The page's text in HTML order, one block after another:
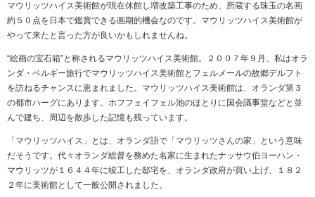
マウリッツハイス美術館が現在休館し増改築工事のため、所蔵する珠玉の名画
約５０点を日本で鑑賞できる画期的機会なのです。マウリッツハイス美術館が
やって来たと言った方が良いかもしれませんね。
“絵画の宝石箱”と称されるマウリッツハイス美術館。２００７年９月、私はオラ
ンダ・ベルギー旅行でマウリッツハイス美術館とフェルメールの故郷デルフト
を訪ねるチャンスに恵まれました。マウリッツハイス美術館は、オランダ第３
の都市ハーグにあります。ホフフェイフェル池のほとりに国会議事堂などと並
んで建ち、周辺を散歩した記憶も残っています。
「マウリッツハイス」とは、オランダ語で「マウリッツさんの家」という意味
だそうです。代々オランダ総督を務めた名家に生まれたナッサウ伯ヨーハン・
マウリッツが１６４４年に竣工した邸宅を、オランダ政府が買い上げ、１８２
２年に美術館として一般公開されました。